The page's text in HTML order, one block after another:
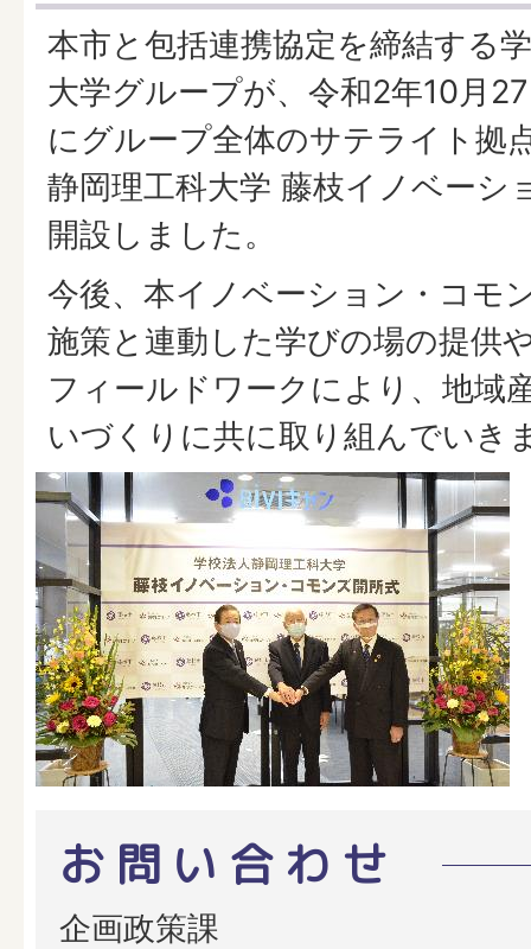
本市と包括連携協定を締結する
大学グループが、令和2年10月
にグループ全体のサテライト拠
静岡理工科大学 藤枝イノベーシ
開設しました。
今後、本イノベーション・コモ
施策と連動した学びの場の提供
フィールドワークにより、地域
いづくりに共に取り組んでいき
お問い合わせ
企画政策課